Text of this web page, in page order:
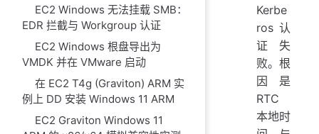
EC2 Windows 无法挂载 SMB：
EDR 拦截与 Workgroup 认证
EC2 Windows 根盘导出为
VMDK 并在 VMware 启动
在 EC2 T4g (Graviton) ARM 实
例上 DD 安装 Windows 11 ARM
EC2 Graviton Windows 11
Kerbe
ros 认
证失
败。根
因是
RTC
本地时